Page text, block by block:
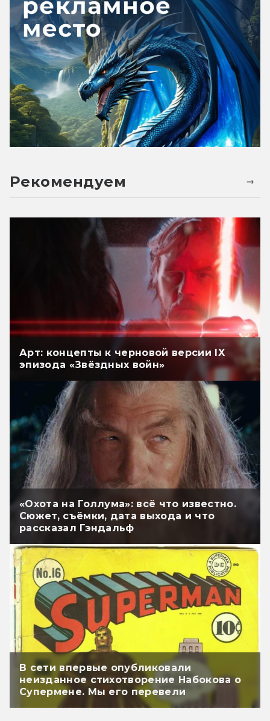
Рекомендуем
Арт: концепты к черновой версии IX
эпизода «Звёздных войн»
«Охота на Голлума»: всё что известно.
Сюжет, съёмки, дата выхода и что
рассказал Гэндальф
В сети впервые опубликовали
неизданное стихотворение Набокова о
Супермене. Мы его перевели